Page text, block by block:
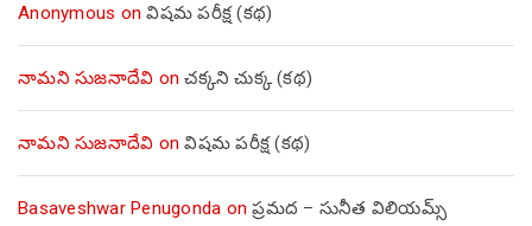
Anonymous onవిషమ పరీక్ష (క‌థ‌)
నామని సుజనాదేవి onచక్కని చుక్క (కథ)
నామని సుజనాదేవి onవిషమ పరీక్ష (క‌థ‌)
Basaveshwar Penugonda onప్రమద – సునీత విలియమ్స్